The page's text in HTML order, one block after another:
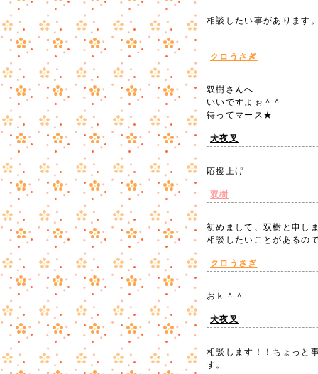
相談したい事があります
クロうさぎ
双樹さんへ
いいですよぉ＾＾
待ってマース★
犬夜叉
応援上げ
双樹
初めまして、双樹と申し
相談したいことがある
クロうさぎ
おｋ＾＾
犬夜叉
相談します！！ちょっと
す。